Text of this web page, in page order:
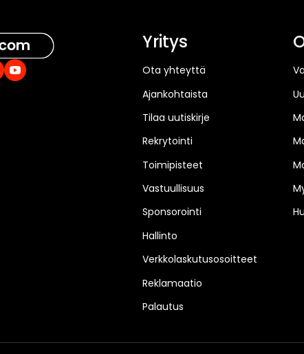
Yritys
Ota yhteyttä
Ajankohtaista
Tilaa uutiskirje
Rekrytointi
Toimipisteet
Vastuullisuus
Sponsorointi
Hallinto
Verkkolaskutusosoitteet
Reklamaatio
Palautus